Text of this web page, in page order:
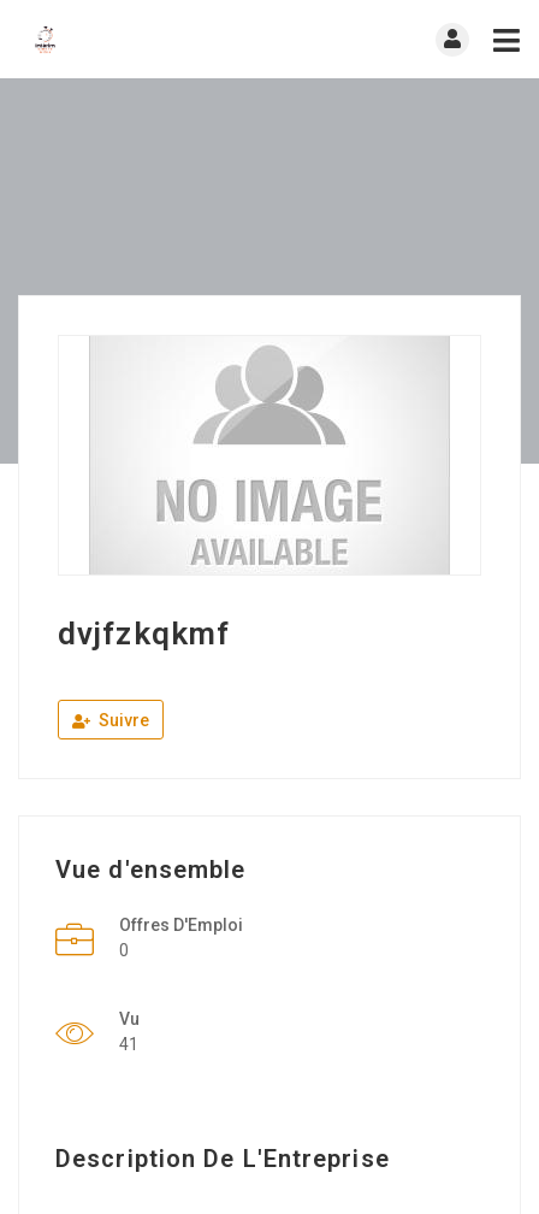
dvjfzkqkmf
Suivre
Vue d'ensemble
Offres D'Emploi
0
Vu
41
Description De L'Entreprise